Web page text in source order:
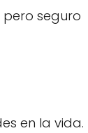
pero seguro
en la vida.